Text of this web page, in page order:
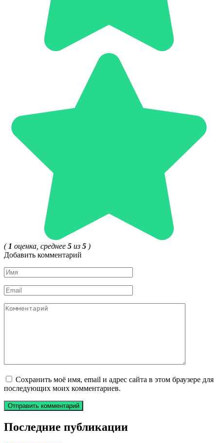
(1 оценка, среднее 5 из 5 )
Добавить комментарий
Имя
*
Email
*
Комментарий
Сохранить моё имя, email и адрес сайта в этом браузере для
последующих моих комментариев.
Последние публикации